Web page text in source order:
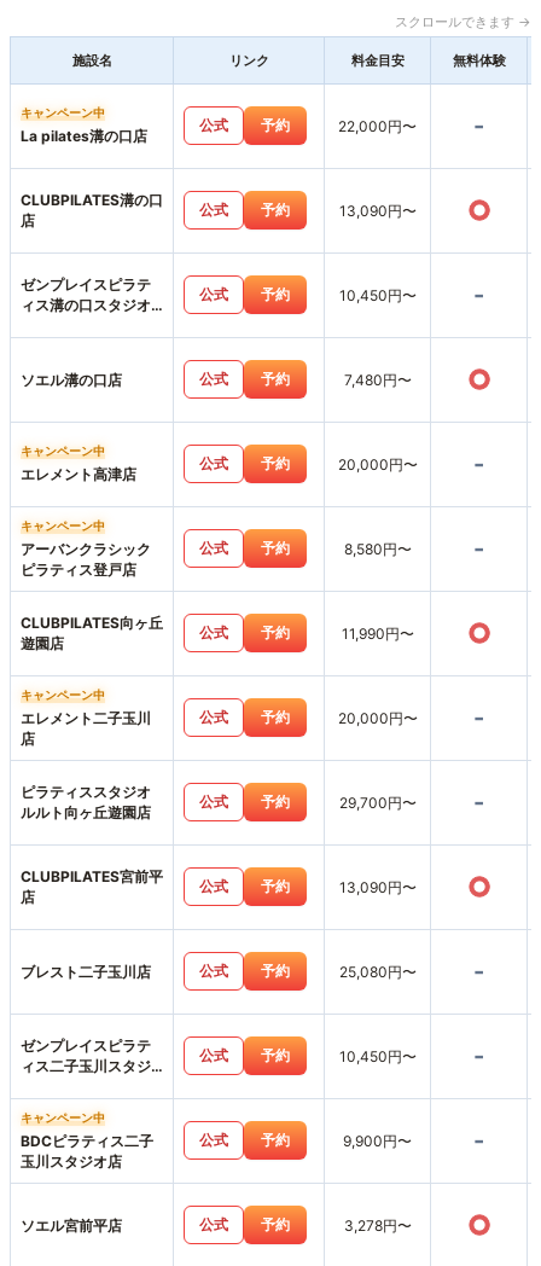
スクロールできます →
施設名 リンク 料金目安 無料体験
キャンペーン中
La pilates溝の口店
公式 予約 22,000円〜 -
CLUBPILATES溝の口
店
公式 予約 13,090円〜 ○
ゼンプレイスピラテ
ィス溝の口スタジオ
公式 予約 10,450円〜 -
ソエル溝の口店 公式 予約 7,480円〜 ○
キャンペーン中
エレメント高津店
公式 予約 20,000円〜 -
キャンペーン中
アーバンクラシック
ピラティス登戸店
公式 予約 8,580円〜 -
CLUBPILATES向ヶ丘
遊園店
公式 予約 11,990円〜 ○
キャンペーン中
エレメント二子玉川
店
公式 予約 20,000円〜 -
ピラティススタジオ
ルルト向ヶ丘遊園店
公式 予約 29,700円〜 -
CLUBPILATES宮前平
店
公式 予約 13,090円〜 ○
ブレスト二子玉川店 公式 予約 25,080円〜 -
ゼンプレイスピラテ
ィス二子玉川スタジ
公式 予約 10,450円〜 -
キャンペーン中
BDCピラティス二子
玉川スタジオ店
公式 予約 9,900円〜 -
ソエル宮前平店 公式 予約 3,278円〜 ○